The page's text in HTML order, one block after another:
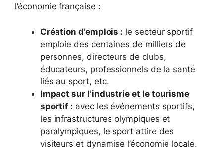
l’économie française :
Création d’emplois : le secteur sportif
emploie des centaines de milliers de
personnes, directeurs de clubs,
éducateurs, professionnels de la santé
liés au sport, etc.
Impact sur l’industrie et le tourisme
sportif : avec les événements sportifs,
les infrastructures olympiques et
paralympiques, le sport attire des
visiteurs et dynamise l’économie locale.